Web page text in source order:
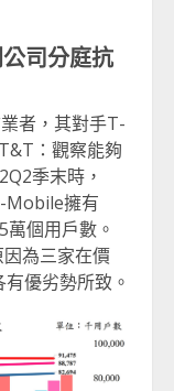
公司分庭抗
者，其對手T-
：觀察能夠
季末時，
Mobile擁有
個用戶數。
為三家在價
優劣勢所致。